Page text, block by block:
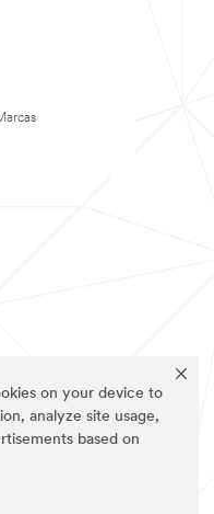
on your device to
analyze site usage,
based on